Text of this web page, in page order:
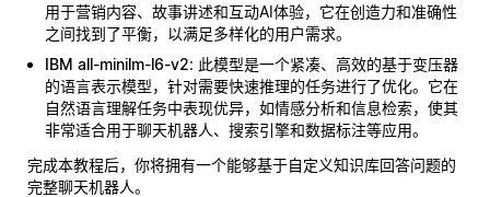
用于营销内容、故事讲述和互动AI体验，它在创造力和准确性
之间找到了平衡，以满足多样化的用户需求。
IBM all-minilm-l6-v2: 此模型是一个紧凑、高效的基于变压器
的语言表示模型，针对需要快速推理的任务进行了优化。它在
自然语言理解任务中表现优异，如情感分析和信息检索，使其
非常适合用于聊天机器人、搜索引擎和数据标注等应用。
完成本教程后，你将拥有一个能够基于自定义知识库回答问题的
完整聊天机器人。